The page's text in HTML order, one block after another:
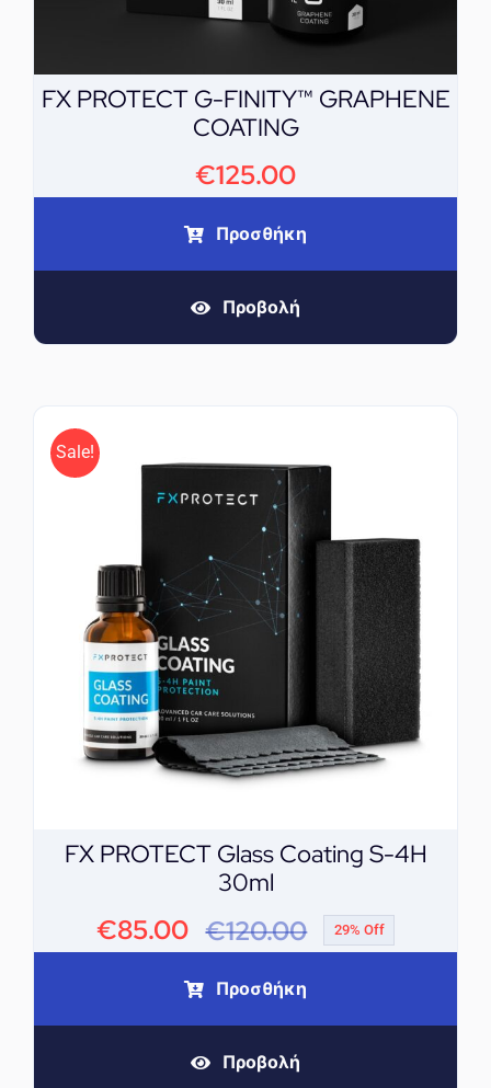
FX PROTECT G-FINITY™ GRAPHENE
COATING
€125.00
Προσθήκη
Προβολή
Sale!
FX PROTECT Glass Coating S-4H
30ml
€120.00
Original
price
€85.00
Η
τρέχουσα
29% Off
Προσθήκη
Προβολή